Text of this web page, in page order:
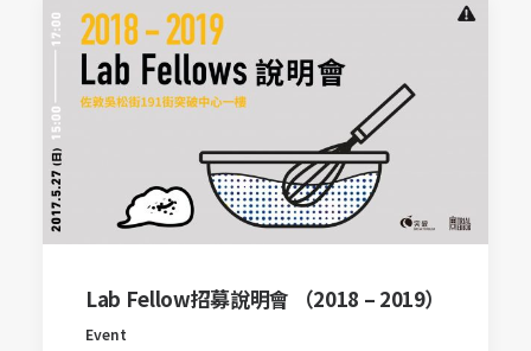
Lab Fellow招募說明會 （2018 – 2019）
Event